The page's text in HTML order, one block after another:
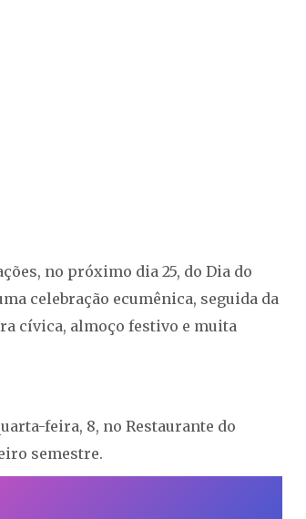
no próximo dia 25, do Dia do
celebração ecumênica, seguida da
cívica, almoço festivo e muita
feira, 8, no Restaurante do
semestre.